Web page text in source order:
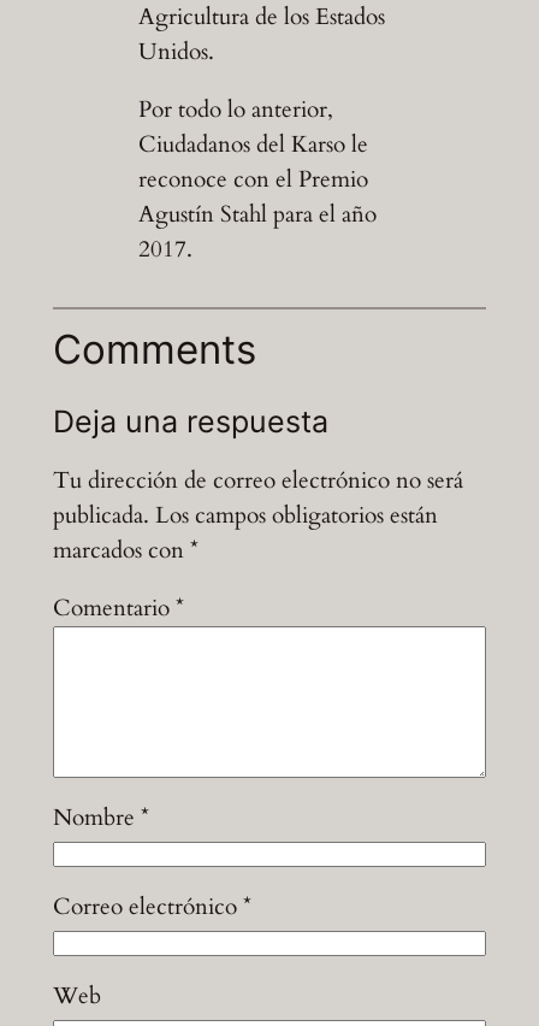
Agricultura de los Estados
Unidos.
Por todo lo anterior,
Ciudadanos del Karso le
reconoce con el Premio
Agustín Stahl para el año
2017.
Comments
Deja una respuesta
Tu dirección de correo electrónico no será
publicada. Los campos obligatorios están
marcados con*
Comentario*
Nombre *
Correo electrónico*
Web